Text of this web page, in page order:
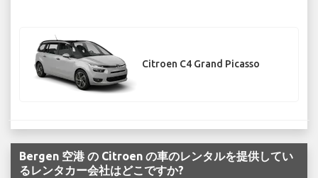
Citroen C4 Grand Picasso
Bergen 空港 の Citroen の車のレンタルを提供してい
るレンタカー会社はどこですか?